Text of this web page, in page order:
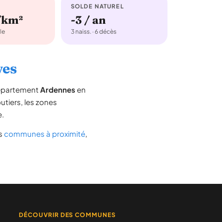
SOLDE NATUREL
-3 / an
3 naiss. · 6 décès
Ardennes en
les zones
communes à proximité,
DÉCOUVRIR DES COMMUNES